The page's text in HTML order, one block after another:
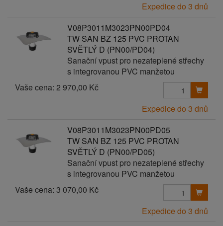
Expedice do 3 dnů
V08P3011M3023PN00PD04
TW SAN BZ 125 PVC PROTAN
SVĚTLÝ D (PN00/PD04)
Sanační vpust pro nezateplené střechy
s integrovanou PVC manžetou
Vaše cena: 2 970,00 Kč
Expedice do 3 dnů
V08P3011M3023PN00PD05
TW SAN BZ 125 PVC PROTAN
SVĚTLÝ D (PN00/PD05)
Sanační vpust pro nezateplené střechy
s integrovanou PVC manžetou
Vaše cena: 3 070,00 Kč
Expedice do 3 dnů